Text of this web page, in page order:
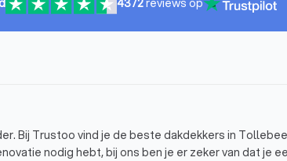
4372reviews op
Bij Trustoo vind je de beste dakdekkers in
nodig hebt, bij ons ben je er zeker van dat je